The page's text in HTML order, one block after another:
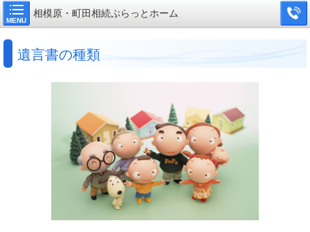
MENU
相模原・町田相続ぷらっとホーム
遺言書の種類